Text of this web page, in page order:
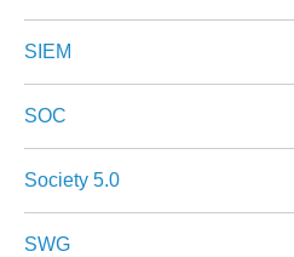
SIEM
SOC
Society 5.0
SWG